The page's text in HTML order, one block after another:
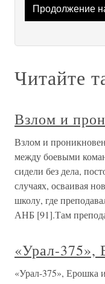
Продолжение
Читайте
Взлом и
Взлом и
между боевыми
сидели без дела,
случаях, осваивая
школу, где
АНБ [91].Там
«Урал-375»,
«Урал-375», Ерошка